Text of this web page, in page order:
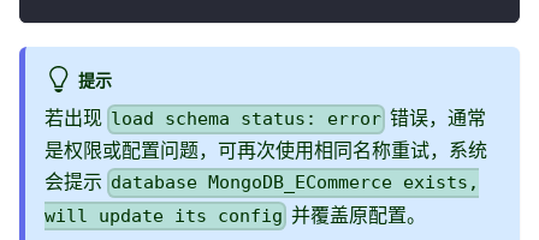
提示
若出现 load schema status: error 错误，通常
是权限或配置问题，可再次使用相同名称重试，系统
会提示 database MongoDB_ECommerce exists,
will update its config 并覆盖原配置。